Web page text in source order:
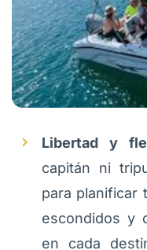
Libertad y
capitán ni
para planificar
escondidos y
en cada